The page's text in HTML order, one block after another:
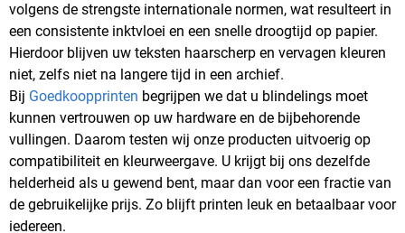
volgens de strengste internationale normen, wat resulteert in
een consistente inktvloei en een snelle droogtijd op papier.
Hierdoor blijven uw teksten haarscherp en vervagen kleuren
niet, zelfs niet na langere tijd in een archief.
Bij Goedkoopprinten begrijpen we dat u blindelings moet
kunnen vertrouwen op uw hardware en de bijbehorende
vullingen. Daarom testen wij onze producten uitvoerig op
compatibiliteit en kleurweergave. U krijgt bij ons dezelfde
helderheid als u gewend bent, maar dan voor een fractie van
de gebruikelijke prijs. Zo blijft printen leuk en betaalbaar voor
iedereen.